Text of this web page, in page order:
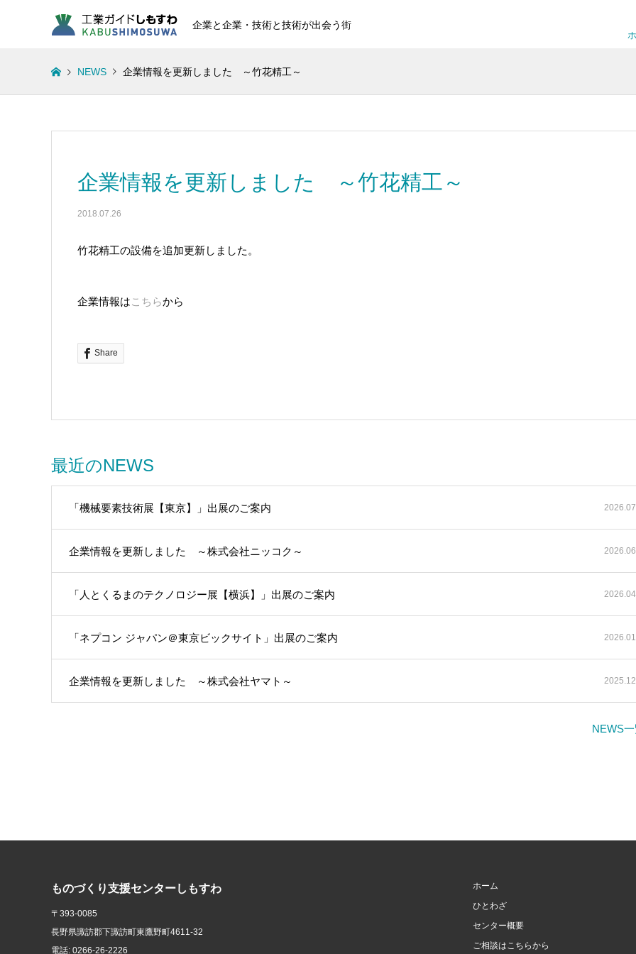
企業と企業・技術と技術が出会う街
NEWS 企業情報を更新しました ～竹花精工～
企業情報を更新しました ～竹花精工～
2018.07.26
竹花精工の設備を追加更新しました。
企業情報はこちらから
Share
最近のNEWS
「機械要素技術展【東京】」出展のご案内
企業情報を更新しました ～株式会社ニッコク～
「人とくるまのテクノロジー展【横浜】」出展のご案内
「ネプコン ジャパン＠東京ビックサイト」出展のご案内
企業情報を更新しました ～株式会社ヤマト～
NEWS
ものづくり支援センターしもすわ
〒393-0085
長野県諏訪郡下諏訪町東鷹野町4611-32
電話: 0266-26-2226
ホーム
ひとわざ
センター概要
ご相談はこちらから